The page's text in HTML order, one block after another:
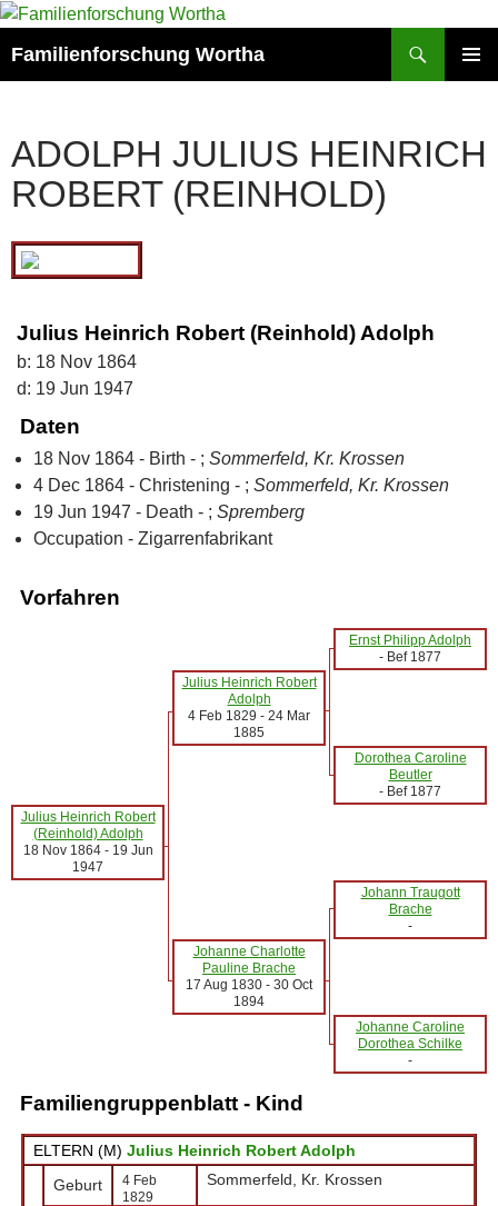
Zum
springen
Familienforschung Wortha
ADOLPH JULIUS HEINRICH
ROBERT (REINHOLD)
Julius Heinrich Robert (Reinhold) Adolph
b: 18 Nov 1864
d: 19 Jun 1947
Daten
18 Nov 1864 - Birth - ; Sommerfeld, Kr. Krossen
4 Dec 1864 - Christening - ; Sommerfeld, Kr. Krossen
19 Jun 1947 - Death - ; Spremberg
Occupation - Zigarrenfabrikant
Vorfahren
Ernst Philipp Adolph
- Bef 1877
Julius Heinrich Robert
Adolph
4 Feb 1829 - 24 Mar
1885
Dorothea Caroline
Beutler
- Bef 1877
Julius Heinrich Robert
(Reinhold) Adolph
18 Nov 1864- 19 Jun
1947
Johann Traugott
Brache
-
Johanne Charlotte
Pauline Brache
17 Aug 1830 - 30 Oct
1894
Johanne Caroline
Dorothea Schilke
-
Familiengruppenblatt - Kind
ELTERN (M) Julius Heinrich Robert Adolph
Geburt
4 Feb
1829
Sommerfeld, Kr. Krossen